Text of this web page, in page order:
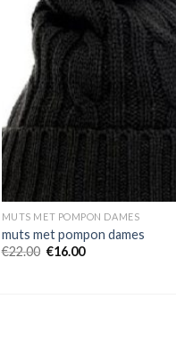
MUTS MET POMPON DAMES
muts met pompon dames
€22.00 €16.00